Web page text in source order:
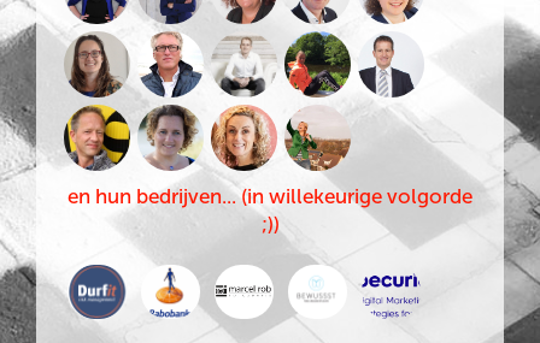
en hun bedrijven... (in willekeurige volgorde
;))